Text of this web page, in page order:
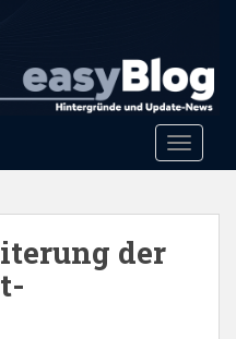
Toggle
der